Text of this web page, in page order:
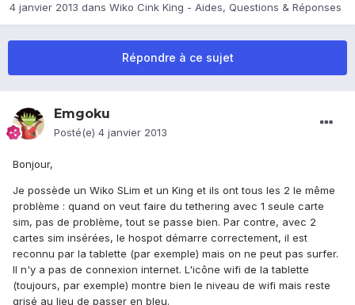
4 janvier 2013 dans Wiko Cink King - Aides, Questions & Réponses
Répondre à ce sujet
Emgoku
Posté(e) 4 janvier 2013
Bonjour,
Je possède un Wiko SLim et un King et ils ont tous les 2 le même
problème : quand on veut faire du tethering avec 1 seule carte
sim, pas de problème, tout se passe bien. Par contre, avec 2
cartes sim insérées, le hospot démarre correctement, il est
reconnu par la tablette (par exemple) mais on ne peut pas surfer.
Il n'y a pas de connexion internet. L'icône wifi de la tablette
(toujours, par exemple) montre bien le niveau de wifi mais reste
grisé au lieu de passer en bleu.